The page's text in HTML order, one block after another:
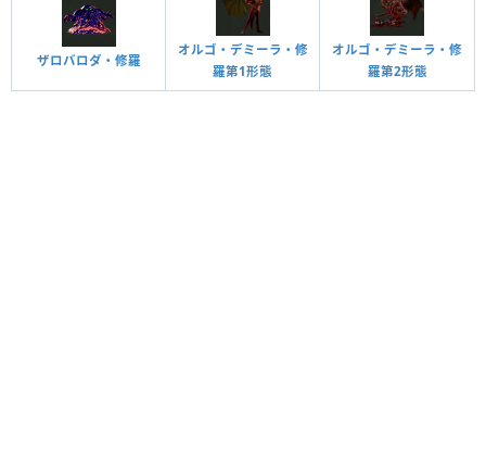
ザロバロダ・修羅
オルゴ・デミーラ・修
羅第1形態
オルゴ・デミーラ・修
羅第2形態